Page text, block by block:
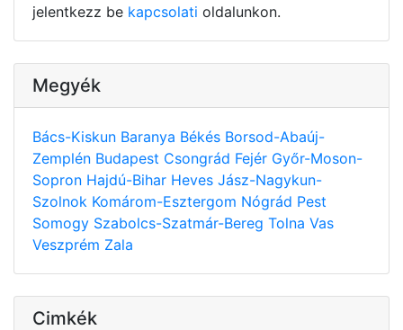
jelentkezz be kapcsolati oldalunkon.
Megyék
Bács-Kiskun Baranya Békés Borsod-Abaúj-
Zemplén Budapest Csongrád Fejér Győr-Moson-
Sopron Hajdú-Bihar Heves Jász-Nagykun-
Szolnok Komárom-Esztergom Nógrád Pest
Somogy Szabolcs-Szatmár-Bereg Tolna Vas
Veszprém Zala
Cimkék